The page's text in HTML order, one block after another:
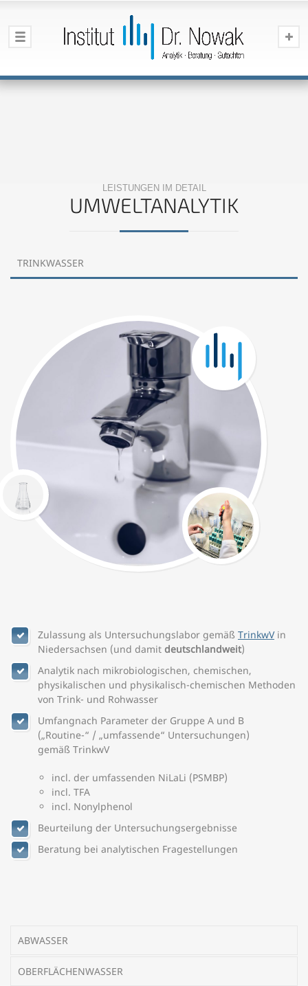
LEISTUNGEN IM DETAIL
UMWELTANALYTIK
TRINKWASSER
Zulassung als Untersuchungslabor gemäß TrinkwVin
Niedersachsen (und damit deutschlandweit)
Analytik nach mikrobiologischen, chemischen,
physikalischen und physikalisch-chemischen Methoden
von Trink- und Rohwasser
Umfangnach Parameter der Gruppe A und B
(„Routine-“ / „umfassende“ Untersuchungen)
gemäß TrinkwV
incl. der umfassenden NiLaLi (PSMBP)
incl. TFA
incl. Nonylphenol
Beurteilung der Untersuchungsergebnisse
Beratung bei analytischen Fragestellungen
ABWASSER
OBERFLÄCHENWASSER